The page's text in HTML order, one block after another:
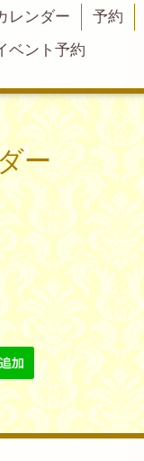
レンダー 予約
ベント予約
ー